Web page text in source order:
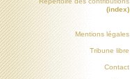
(index)
Mentions légales
Tribune libre
Contact